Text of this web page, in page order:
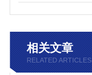
相关文章
RELATED ARTICLES